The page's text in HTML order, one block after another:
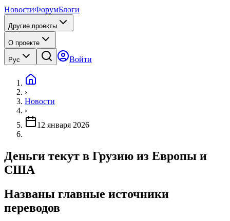
НовостиФорумБлоги
Другие проекты
О проекте
Рус Войти
›
Новости
›
12 января 2026
Деньги текут в Грузию из Европы и
США
Названы главные источники
переводов